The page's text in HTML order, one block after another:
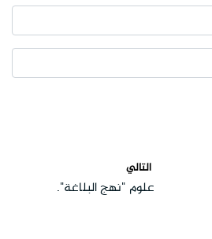
التالي
علوم "نهج البلاغة".